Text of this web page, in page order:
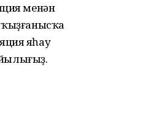
менән
яһау